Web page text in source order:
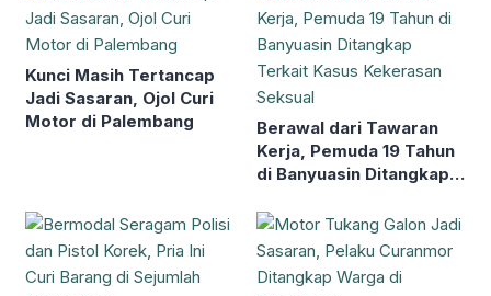
Kunci Masih Tertancap
Jadi Sasaran, Ojol Curi
Motor di Palembang
Berawal dari Tawaran
Kerja, Pemuda 19 Tahun
di Banyuasin Ditangkap
Kekerasan Seksual